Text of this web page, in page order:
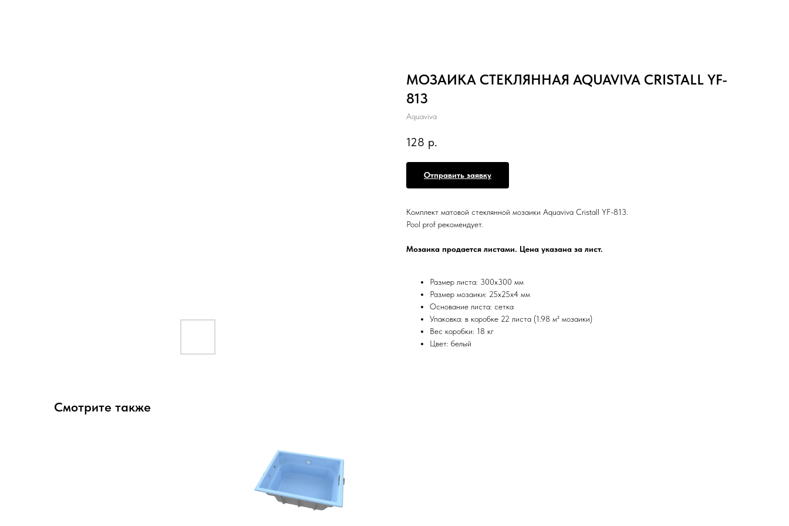
МОЗАИКА СТЕКЛЯННАЯ AQUAVIVA СRISTALL YF-
813
Aquaviva
128 р.
Отправить заявку
Комплект матовой стеклянной мозаики Aquaviva Сristall YF-813.
Pool prof рекомендует.
Мозаика продается листами. Цена указана за лист.
Размер листа: 300x300 мм
Размер мозаики: 25x25х4 мм
Основание листа: сетка
Упаковка: в коробке 22 листа (1.98 м² мозаики)
Вес коробки: 18 кг
Цвет: белый
Смотрите также